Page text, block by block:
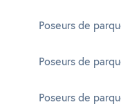
Poseurs de
Poseurs de
Poseurs de